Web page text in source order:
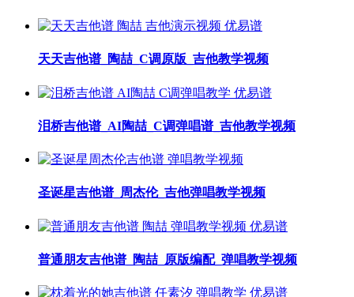
天天吉他谱_陶喆_C调原版_吉他教学视频
泪桥吉他谱_AI陶喆_C调弹唱谱_吉他教学视频
圣诞星吉他谱_周杰伦_吉他弹唱教学视频
普通朋友吉他谱_陶喆_原版编配_弹唱教学视频